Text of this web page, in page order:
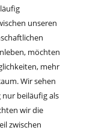
unseren
möchten
mehr
Wir sehen
beiläufig als
wir die
zwischen